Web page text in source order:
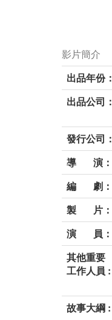
影片簡介
出品年份：
出品公司：
發行公司：
導 演：
編 劇：
製 片：
演 員：
其他重要
工作人員 :
故事大綱 :